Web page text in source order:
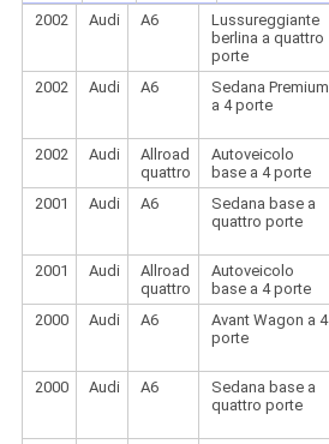
2002 Audi A6
Lussureggiante
berlina a quattro
porte
2002
Audi A6
Sedana Premium
a 4 porte
2002
Audi
Allroad
quattro
Autoveicolo
base a 4 porte
2001
Audi A6
Sedana base a
quattro porte
2001
Audi
Allroad
quattro
Autoveicolo
base a 4 porte
2000
Audi A6
Avant Wagon a 4
porte
2000
Audi A6
Sedana base a
quattro porte